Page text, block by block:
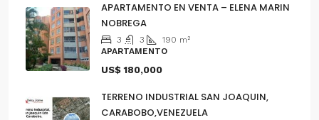
APARTAMENTO EN VENTA – ELENA MARIN
NOBREGA
3 3 190 m²
APARTAMENTO
US$ 180,000
TERRENO INDUSTRIAL SAN JOAQUIN,
CARABOBO,VENEZUELA